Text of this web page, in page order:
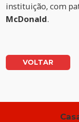
instituição, com
McDonald.
VOLTAR